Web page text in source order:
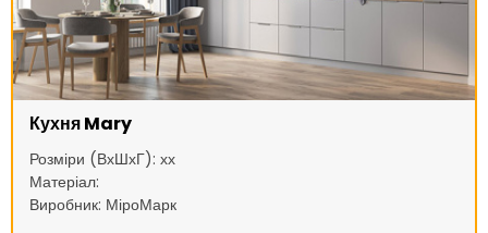
Кухня Mary
Розміри (ВхШхГ): хх
Матеріал:
Виробник: МіроМарк